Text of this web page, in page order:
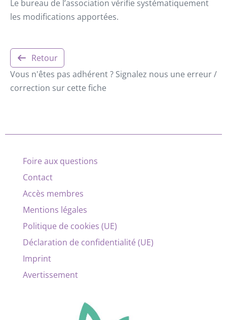
Le bureau de l’association vérifie systématiquement
les modifications apportées.
Retour
Vous n'êtes pas adhérent ? Signalez nous une erreur /
correction sur cette fiche
Foire aux questions
Contact
Accès membres
Mentions légales
Politique de cookies (UE)
Déclaration de confidentialité (UE)
Imprint
Avertissement